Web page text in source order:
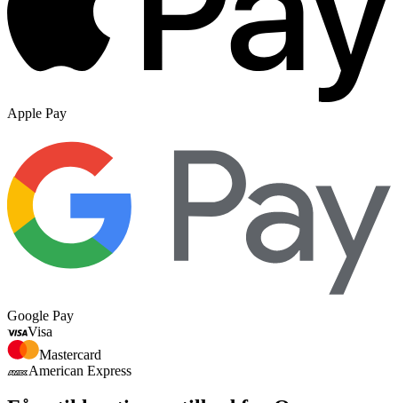
Apple Pay
Google Pay
Visa
Mastercard
American Express